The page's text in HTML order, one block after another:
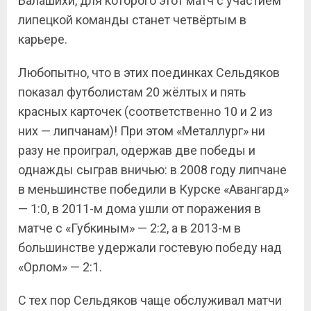
липецкой команды станет четвёртым в
карьере.
Любопытно, что в этих поединках Сельдяков
показал футболистам 20 жёлтых и пять
красных карточек (соответственно 10 и 2 из
них — липчанам)! При этом «Металлург» ни
разу не проиграл, одержав две победы и
однажды сыграв вничью: в 2008 году липчане
в меньшинстве победили в Курске «Авангард»
— 1:0, в 2011-м дома ушли от поражения в
матче с «Губкиным» — 2:2, а в 2013-м в
большинстве удержали гостевую победу над
«Орлом» — 2:1.
С тех пор Сельдяков чаще обслуживал матчи